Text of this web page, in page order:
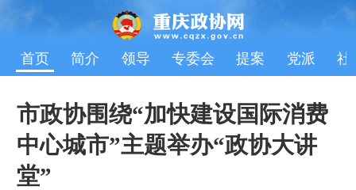
首页 简介 领导 专委会 提案 党派 社
市政协围绕“加快建设国际消费
中心城市”主题举办“政协大讲
堂”